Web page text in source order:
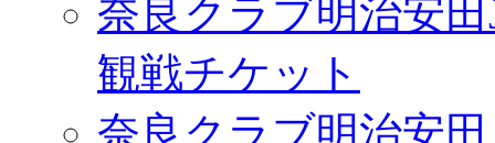
奈良クラブ明治安
観戦チケット
奈良クラブ明治安